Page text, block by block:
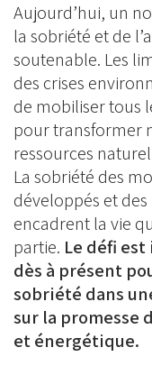
Aujourd’hui, un
la sobriété et de
soutenable. Les
des crises
de mobiliser tous
pour transformer
ressources
La sobriété des
développés et
encadrent la vie
partie. Le défi
dès à présent
sobriété dans
sur la promesse
et énergétique.